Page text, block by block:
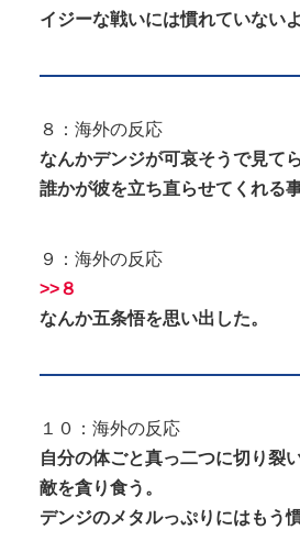
イジーな戦いには慣れていないよ
８：海外の反応
なんかデンジが可哀そうで見て
誰かが彼を立ち直らせてくれる
９：海外の反応
>>８
なんか五条悟を思い出した。
１０：海外の反応
自分の体ごと真っ二つに切り裂
敵を貪り食う。
デンジのメタルっぷりにはもう